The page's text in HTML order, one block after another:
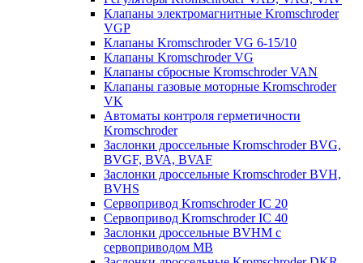
Клапаны электромагнитные Kromschroder
VGP
Клапаны Kromschroder VG 6-15/10
Клапаны Kromschroder VG
Клапаны сбросные Kromschroder VAN
Клапаны газовые моторные Kromschroder
VK
Автоматы контроля герметичности
Kromschroder
Заслонки дроссельные Kromschroder BVG,
BVGF, BVA, BVAF
Заслонки дроссельные Kromschroder BVH,
BVHS
Сервопривод Kromschroder IC 20
Сервопривод Kromschroder IC 40
Заслонки дроссельные BVHM с
сервоприводом МВ